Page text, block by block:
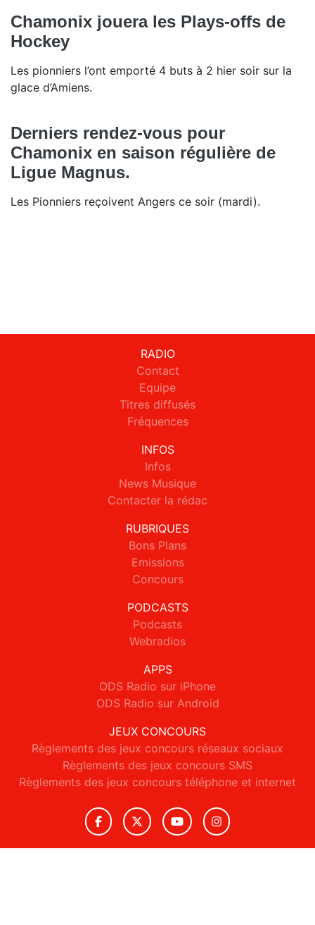
Chamonix jouera les Plays-offs de
Hockey
Les pionniers l’ont emporté 4 buts à 2 hier soir sur la
glace d’Amiens.
Derniers rendez-vous pour
Chamonix en saison régulière de
Ligue Magnus.
Les Pionniers reçoivent Angers ce soir (mardi).
RADIO
Contact
Equipe
Titres diffusés
Fréquences
INFOS
Infos
News Musique
Contacter la rédac
RUBRIQUES
Bons Plans
Emissions
Concours
PODCASTS
Podcasts
Webradios
APPS
ODS Radio sur iPhone
ODS Radio sur Android
JEUX CONCOURS
Règlements des jeux concours réseaux sociaux
Règlements des jeux concours SMS
Règlements des jeux concours téléphone et internet